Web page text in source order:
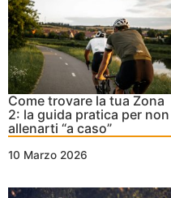
Come trovare la tua Zona
2: la guida pratica per non
allenarti “a caso”
10 Marzo 2026